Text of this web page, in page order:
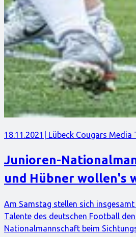
18.11.2021 | Lübeck Cougars Media
Junioren-
und Hübner wollen's
Am Samstag stellen sich
Talente des deutschen Football
Nationalmannschaft beim